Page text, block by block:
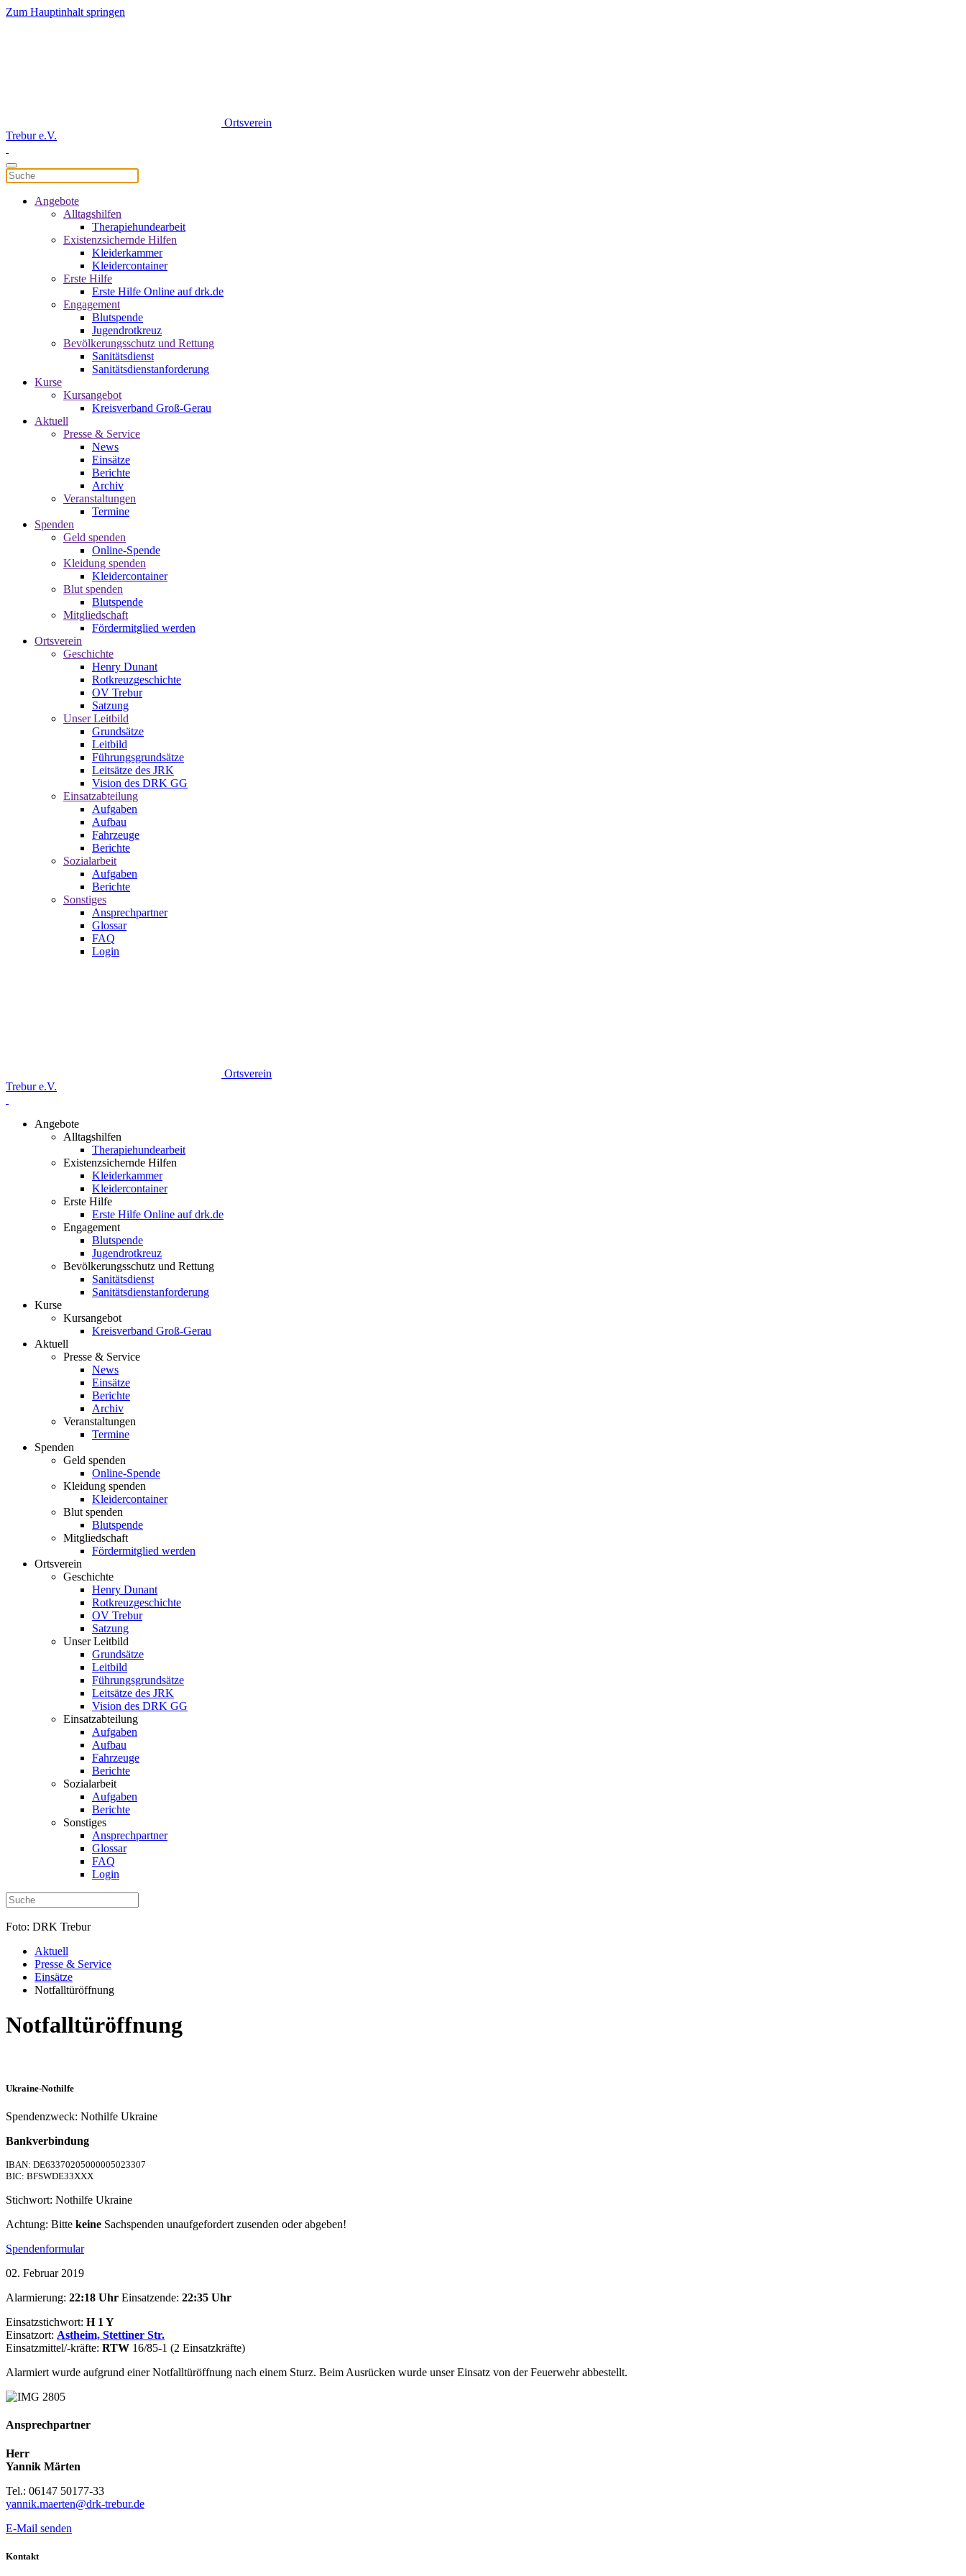
Zum Hauptinhalt springen
Ortsverein
Trebur e.V.
Angebote
Alltagshilfen
Therapiehundearbeit
Existenzsichernde Hilfen
Kleiderkammer
Kleidercontainer
Erste Hilfe
Erste Hilfe Online auf drk.de
Engagement
Blutspende
Jugendrotkreuz
Bevölkerungsschutz und Rettung
Sanitätsdienst
Sanitätsdienstanforderung
Kurse
Kursangebot
Kreisverband Groß-Gerau
Aktuell
Presse & Service
News
Einsätze
Berichte
Archiv
Veranstaltungen
Termine
Spenden
Geld spenden
Online-Spende
Kleidung spenden
Kleidercontainer
Blut spenden
Blutspende
Mitgliedschaft
Fördermitglied werden
Ortsverein
Geschichte
Henry Dunant
Rotkreuzgeschichte
OV Trebur
Satzung
Unser Leitbild
Grundsätze
Leitbild
Führungsgrundsätze
Leitsätze des JRK
Vision des DRK GG
Einsatzabteilung
Aufgaben
Aufbau
Fahrzeuge
Berichte
Sozialarbeit
Aufgaben
Berichte
Sonstiges
Ansprechpartner
Glossar
FAQ
Login
Ortsverein
Trebur e.V.
Angebote
Alltagshilfen
Therapiehundearbeit
Existenzsichernde Hilfen
Kleiderkammer
Kleidercontainer
Erste Hilfe
Erste Hilfe Online auf drk.de
Engagement
Blutspende
Jugendrotkreuz
Bevölkerungsschutz und Rettung
Sanitätsdienst
Sanitätsdienstanforderung
Kurse
Kursangebot
Kreisverband Groß-Gerau
Aktuell
Presse & Service
News
Einsätze
Berichte
Archiv
Veranstaltungen
Termine
Spenden
Geld spenden
Online-Spende
Kleidung spenden
Kleidercontainer
Blut spenden
Blutspende
Mitgliedschaft
Fördermitglied werden
Ortsverein
Geschichte
Henry Dunant
Rotkreuzgeschichte
OV Trebur
Satzung
Unser Leitbild
Grundsätze
Leitbild
Führungsgrundsätze
Leitsätze des JRK
Vision des DRK GG
Einsatzabteilung
Aufgaben
Aufbau
Fahrzeuge
Berichte
Sozialarbeit
Aufgaben
Berichte
Sonstiges
Ansprechpartner
Glossar
FAQ
Login
Foto: DRK Trebur
Aktuell
Presse & Service
Einsätze
Notfalltüröffnung
Notfalltüröffnung
Ukraine-Nothilfe
Spendenzweck: Nothilfe Ukraine
Bankverbindung
IBAN: DE63370205000005023307
BIC: BFSWDE33XXX
Stichwort: Nothilfe Ukraine
Achtung: Bitte keine Sachspenden unaufgefordert zusenden oder abgeben!
Spendenformular
02. Februar 2019
Alarmierung: 22:18 Uhr Einsatzende: 22:35 Uhr
Einsatzstichwort: H 1 Y
Einsatzort: Astheim, Stettiner Str.
Einsatzmittel/-kräfte: RTW 16/85-1 (2 Einsatzkräfte)
Alarmiert wurde aufgrund einer Notfalltüröffnung nach einem Sturz. Beim Ausrücken wurde unser Einsatz von der Feuerwehr abbestellt.
Ansprechpartner
Herr
Yannik Märten
Tel.: 06147 50177-33
yannik.maerten@drk-trebur.de
E-Mail senden
Kontakt